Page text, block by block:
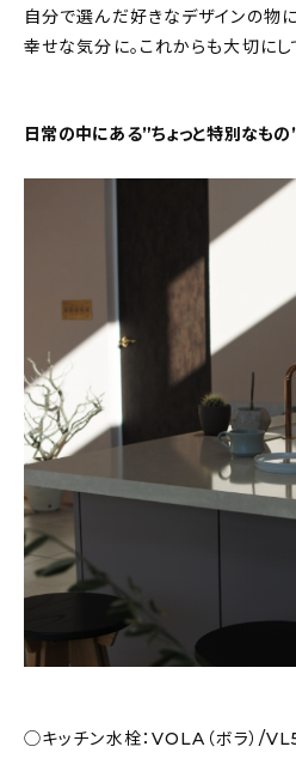
自分で選んだ好きなデザインの物
幸せな気分に。これからも大切にし
日常の中にある”ちょっと特別なもの
◯キッチン水栓：VOLA（ボラ）/